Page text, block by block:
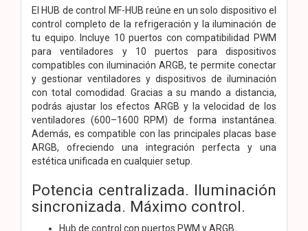
El HUB de control MF-HUB reúne en un solo dispositivo el
control completo de la refrigeración y la iluminación de
tu equipo. Incluye 10 puertos con compatibilidad PWM
para ventiladores y 10 puertos para dispositivos
compatibles con iluminación ARGB, te permite conectar
y gestionar ventiladores y dispositivos de iluminación
con total comodidad. Gracias a su mando a distancia,
podrás ajustar los efectos ARGB y la velocidad de los
ventiladores (600–1600 RPM) de forma instantánea.
Además, es compatible con las principales placas base
ARGB, ofreciendo una integración perfecta y una
estética unificada en cualquier setup.
Potencia centralizada. Iluminación
sincronizada. Máximo control.
Hub de control con puertos PWM y ARGB